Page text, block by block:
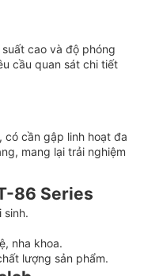
cao và độ phóng
cầu quan sát chi tiết
cần gập linh hoạt đa
mang lại trải nghiệm
86 Series
sinh.
nha khoa.
lượng sản phẩm.